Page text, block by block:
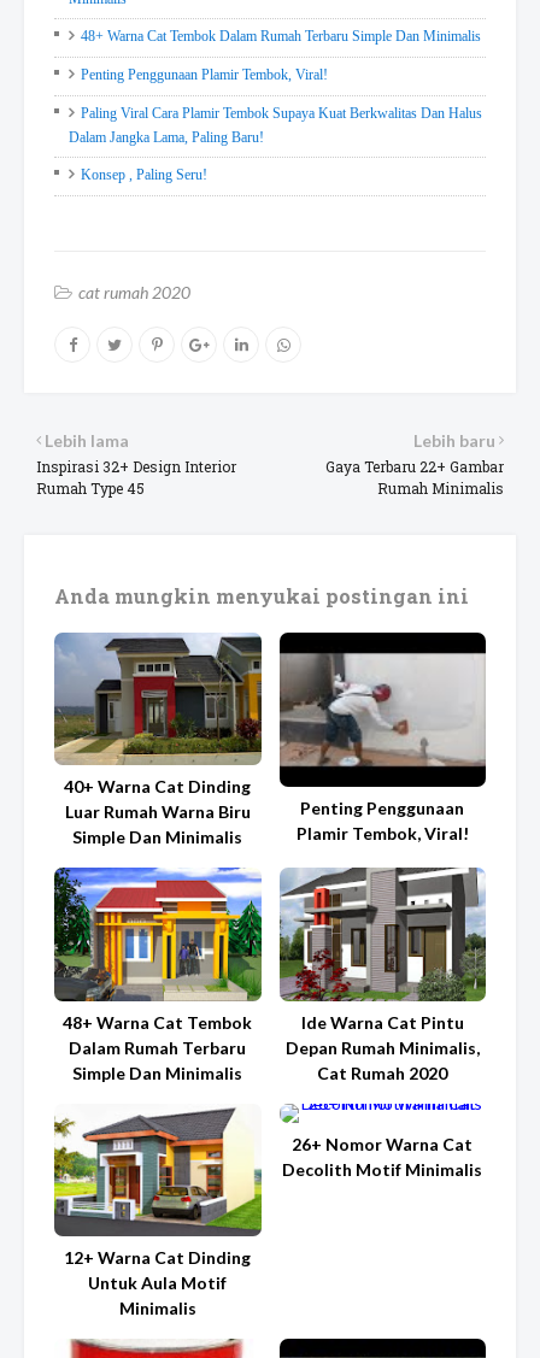
48+ Warna Cat Tembok Dalam Rumah Terbaru Simple Dan Minimalis
Penting Penggunaan Plamir Tembok, Viral!
Paling Viral Cara Plamir Tembok Supaya Kuat Berkwalitas Dan Halus
Dalam Jangka Lama, Paling Baru!
Konsep , Paling Seru!
cat rumah 2020
Lebih baru
Gaya Terbaru 22+ Gambar
Rumah Minimalis
Lebih lama
Inspirasi 32+ Design Interior
Rumah Type 45
Anda mungkin menyukai postingan ini
40+ Warna Cat Dinding
Luar Rumah Warna Biru
Simple Dan Minimalis
Penting Penggunaan
Plamir Tembok, Viral!
48+ Warna Cat Tembok
Dalam Rumah Terbaru
Simple Dan Minimalis
Ide Warna Cat Pintu
Depan Rumah Minimalis,
Cat Rumah 2020
12+ Warna Cat Dinding
Untuk Aula Motif
Minimalis
26+ Nomor Warna Cat
Decolith Motif Minimalis